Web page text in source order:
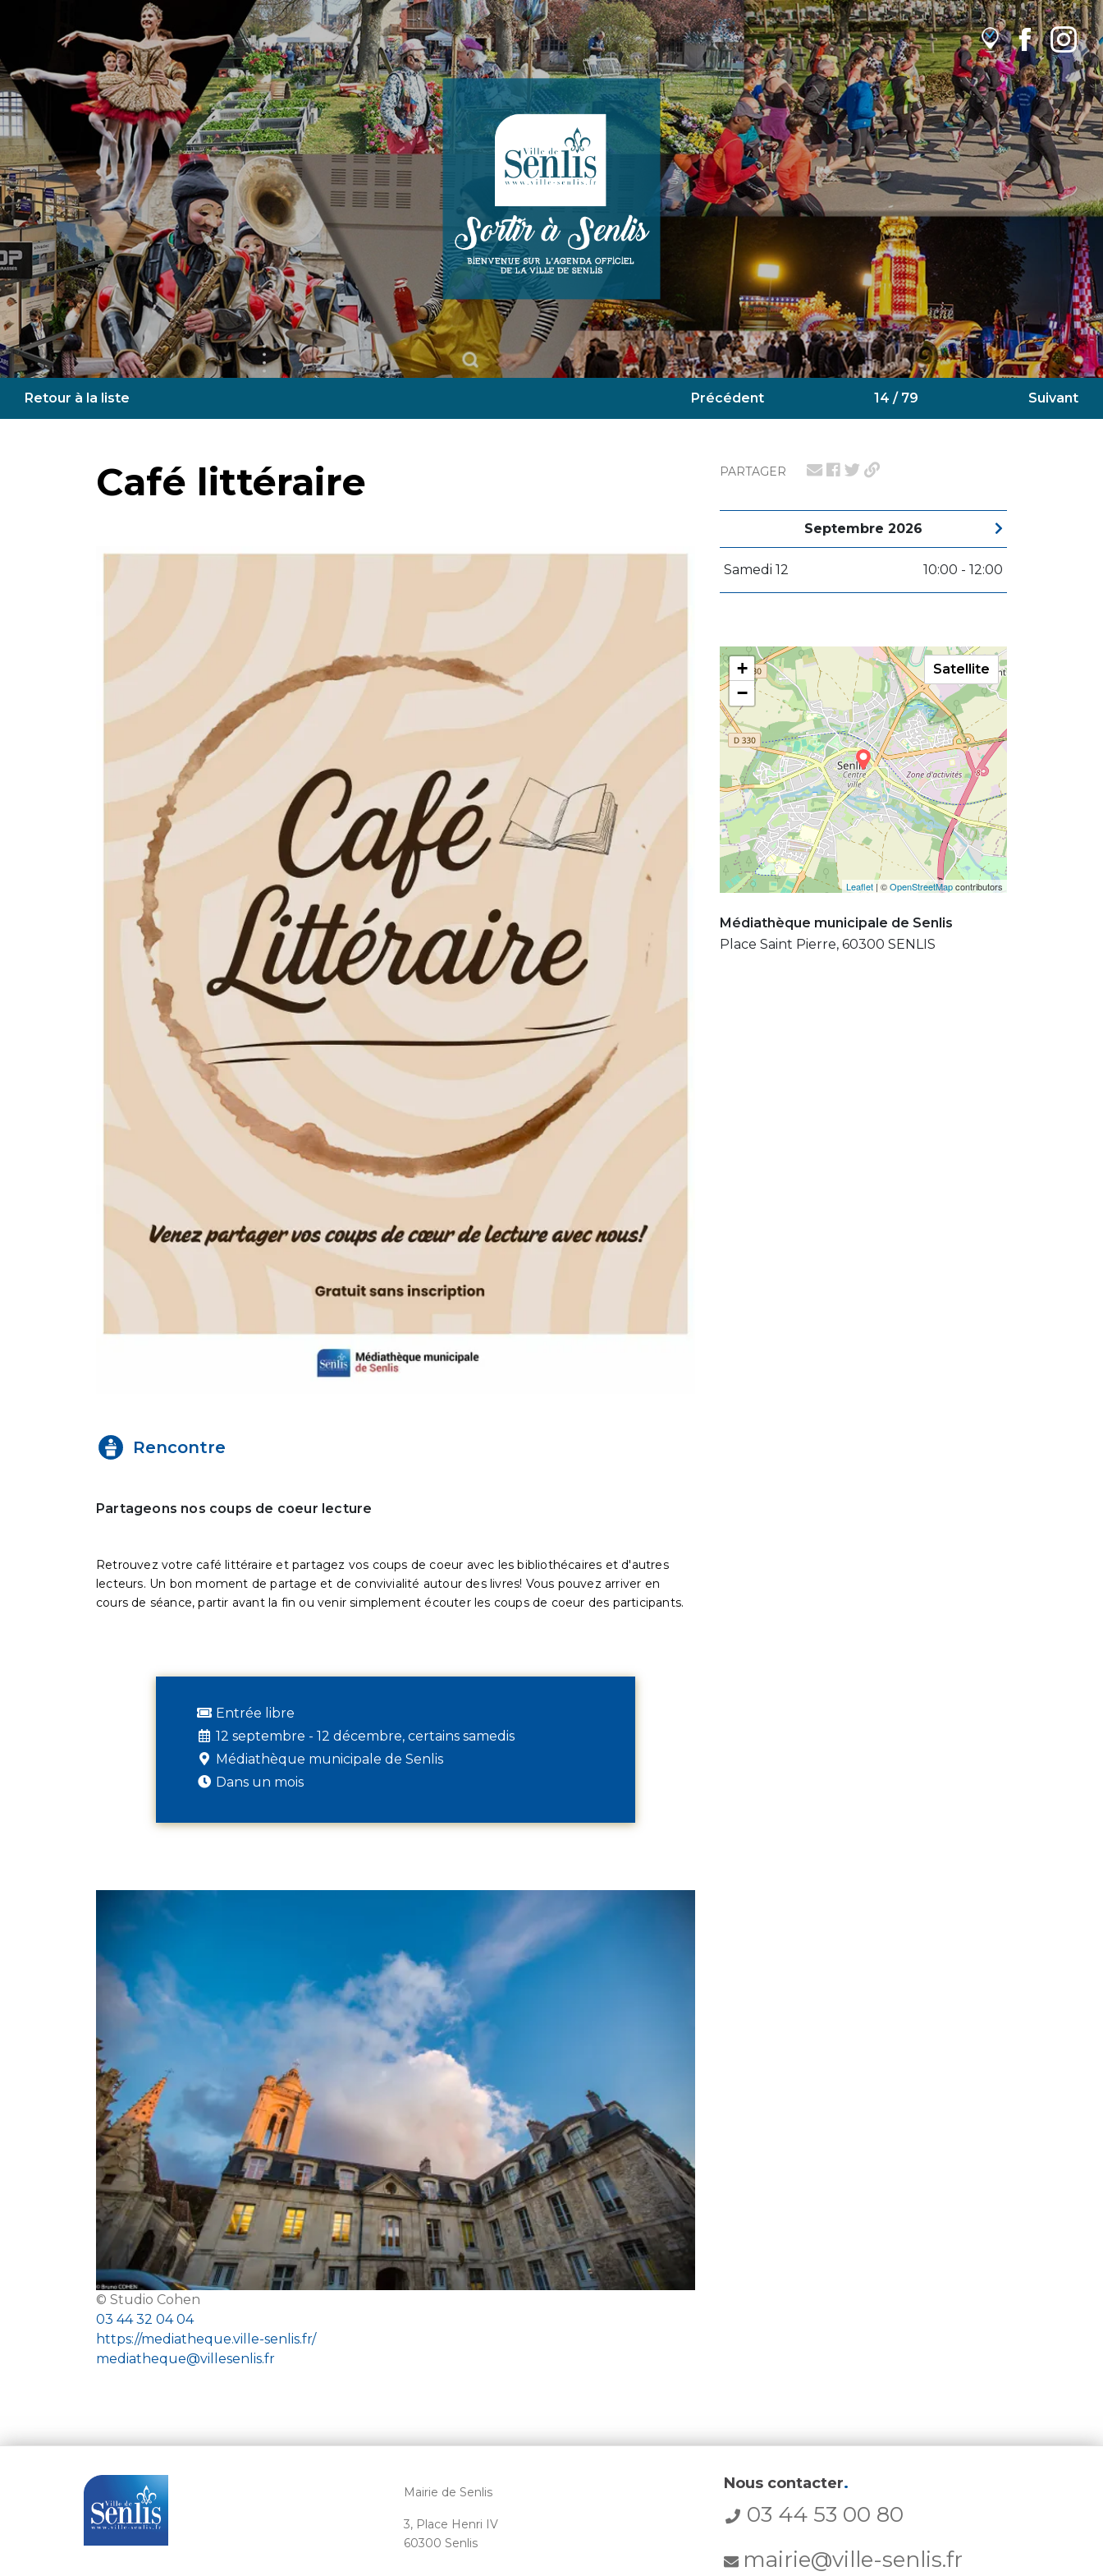
Retour à la liste Précédent 14 / 79 Suivant
PARTAGER
Septembre 2026
Samedi 12 10:00 - 12:00
+
−
Leaflet | ©OpenStreetMapcontributors
Satellite
Médiathèque municipale de Senlis
Place Saint Pierre, 60300 SENLIS
Café littéraire
Rencontre
Partageons nos coups de coeur lecture
Retrouvez votre café littéraire et partagez vos coups de coeur avec les bibliothécaires et d'autres
lecteurs. Un bon moment de partage et de convivialité autour des livres! Vous pouvez arriver en
cours de séance, partir avant la fin ou venir simplement écouter les coups de coeur des participants.
Entrée libre
12 septembre - 12 décembre, certains samedis
Médiathèque municipale de Senlis
Dans un mois
© Studio Cohen
03 44 32 04 04
https://mediatheque.ville-senlis.fr/
mediatheque@villesenlis.fr
Mairie de Senlis
3, Place Henri IV
60300 Senlis
Nous contacter.
03 44 53 00 80
mairie@ville-senlis.fr